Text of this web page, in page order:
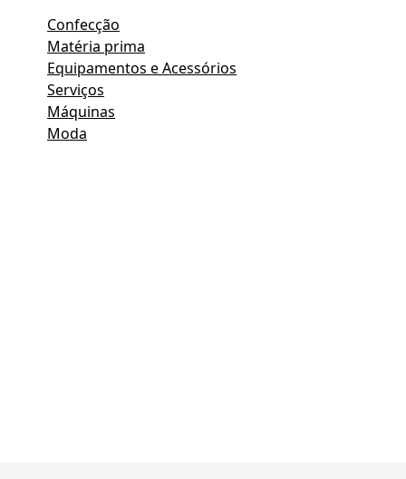
Confecção
Matéria prima
Equipamentos e Acessórios
Serviços
Máquinas
Moda